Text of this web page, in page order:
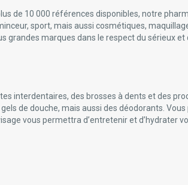
de 10 000 références disponibles, notre
sport, mais aussi cosmétiques,
marques dans le respect du sérieux et
interdentaires, des brosses à dents et des
de douche, mais aussi des déodorants.
vous permettra d’entretenir et d’hydrater